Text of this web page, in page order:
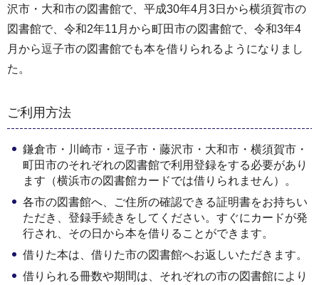
沢市・大和市の図書館で、平成30年4月3日から横須賀市の
図書館で、令和2年11月から町田市の図書館で、令和3年4
月から逗子市の図書館でも本を借りられるようになりまし
た。
ご利用方法
鎌倉市・川崎市・逗子市・藤沢市・大和市・横須賀市・
町田市のそれぞれの図書館で利用登録をする必要があり
ます（横浜市の図書館カードでは借りられません）。
各市の図書館へ、ご住所の確認できる証明書をお持ちい
ただき、登録手続きをしてください。すぐにカードが発
行され、その日から本を借りることができます。
借りた本は、借りた市の図書館へお返しいただきます。
借りられる冊数や期間は、それぞれの市の図書館により